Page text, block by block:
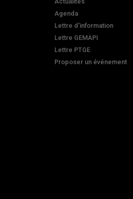
Agenda
Lettre d'information
Lettre GEMAPI
Lettre PTGE
Proposer un événement